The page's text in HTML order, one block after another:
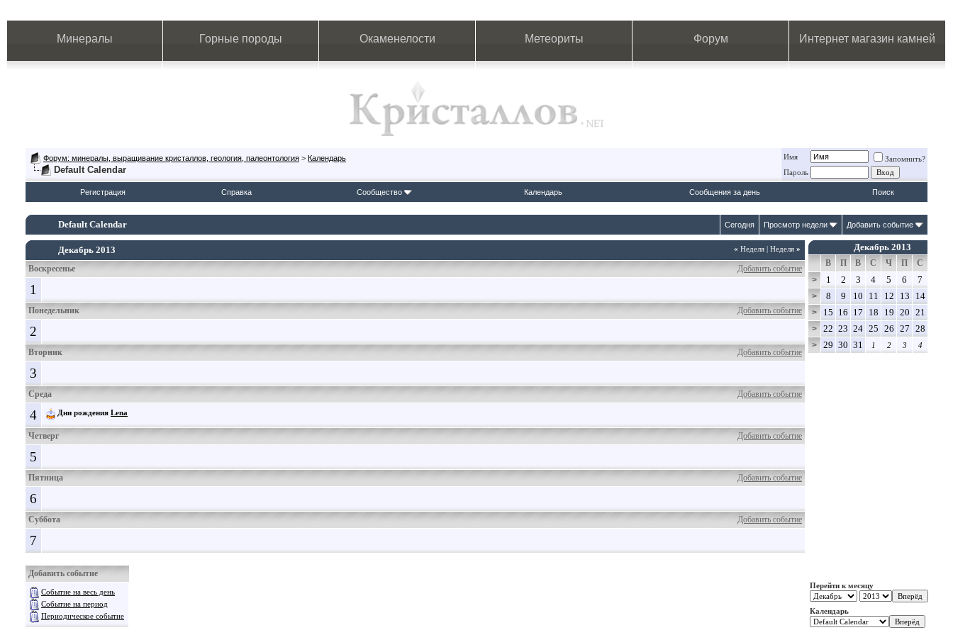
Минералы Горные породы Окаменелости Метеориты Форум Интернет магазин камней
Форум: минералы, выращивание кристаллов, геология, палеонтология > Календарь
Default Calendar
Имя
Запомнить?
Пароль
Регистрация Справка Сообщество Календарь Сообщения за день Поиск
Default Calendar Сегодня Просмотр недели Добавить событие
« Неделя | Неделя »
Декабрь 2013
Добавить событие
Воскресенье
1
Добавить событие
Понедельник
2
Добавить событие
Вторник
3
Добавить событие
Среда
4 Дни рождения Lena
Добавить событие
Четверг
5
Добавить событие
Пятница
6
Добавить событие
Суббота
7
Декабрь 2013
В П В С Ч П
С
>
1 2 3 4 5 6 7
> 8 9 10 11 12 13 14
> 15 16 17 18 19 20 21
> 22 23 24 25 26 27 28
> 29 30 31 1 2 3 4
Добавить событие
Событие на весь день
Событие на период
Периодическое событие
Перейти к месяцу
Календарь